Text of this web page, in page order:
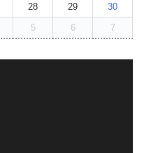
28 29
30
5 6 7